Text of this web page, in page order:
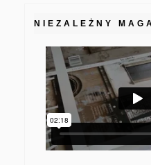
NIEZALEŻNY